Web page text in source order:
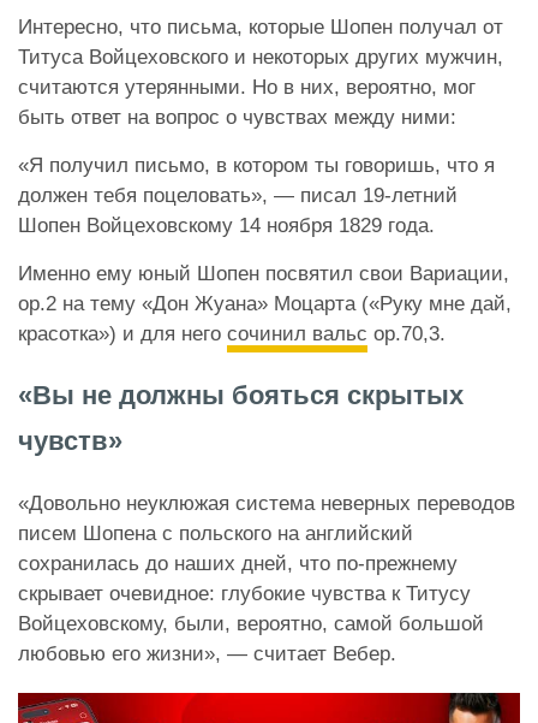
Интересно, что письма, которые Шопен получал от
Титуса Войцеховского и некоторых других мужчин,
считаются утерянными. Но в них, вероятно, мог
быть ответ на вопрос о чувствах между ними:
«Я получил письмо, в котором ты говоришь, что я
должен тебя поцеловать», — писал 19-летний
Шопен Войцеховскому 14 ноября 1829 года.
Именно ему юный Шопен посвятил свои Вариации,
op.2 на тему «Дон Жуана» Моцарта («Руку мне дай,
красотка») и для него сочинил вальс op.70,3.
«Вы не должны бояться скрытых
чувств»
«Довольно неуклюжая система неверных переводов
писем Шопена с польского на английский
сохранилась до наших дней, что по-прежнему
скрывает очевидное: глубокие чувства к Титусу
Войцеховскому, были, вероятно, самой большой
любовью его жизни», — считает Вебер.